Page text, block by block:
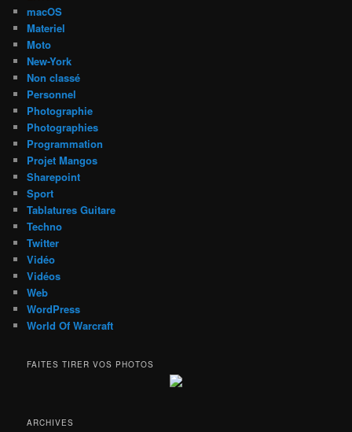
macOS
Materiel
Moto
New-York
Non classé
Personnel
Photographie
Photographies
Programmation
Projet Mangos
Sharepoint
Sport
Tablatures Guitare
Techno
Twitter
Vidéo
Vidéos
Web
WordPress
World Of Warcraft
FAITES TIRER VOS PHOTOS
ARCHIVES